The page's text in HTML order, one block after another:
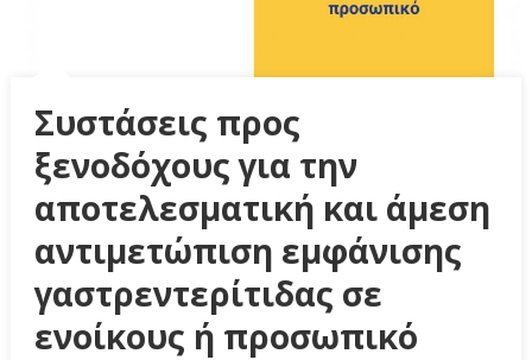
Συστάσεις προς
ξενοδόχους για την
αποτελεσματική και άμεση
αντιμετώπιση εμφάνισης
γαστρεντερίτιδας σε
ενοίκους ή προσωπικό